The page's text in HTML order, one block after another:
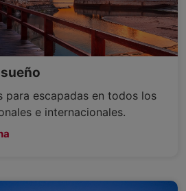
para escapadas en todos los
e internacionales.